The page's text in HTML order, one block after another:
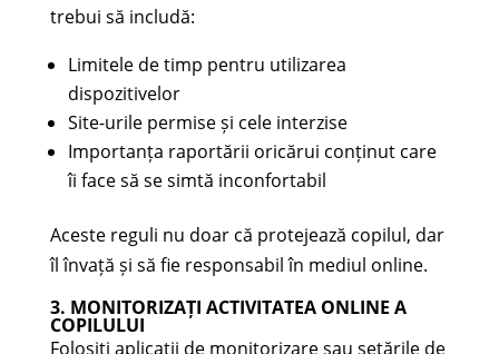
trebui să includă:
Limitele de timp pentru utilizarea
dispozitivelor
Site-urile permise și cele interzise
Importanța raportării oricărui conținut care
îi face să se simtă inconfortabil
Aceste reguli nu doar că protejează copilul, dar
îl învață și să fie responsabil în mediul online.
3. MONITORIZAȚI ACTIVITATEA ONLINE A
COPILULUI
Folosiți aplicații de monitorizare sau setările de